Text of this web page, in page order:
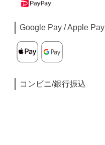
Google Pay / Apple Pay
コンビニ/銀行振込